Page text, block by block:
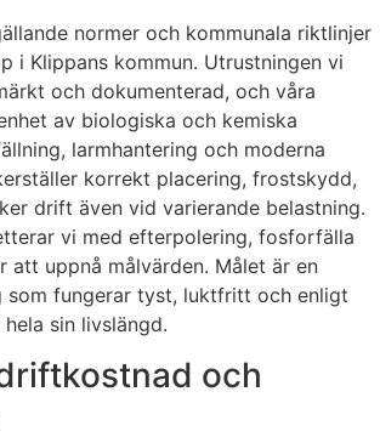
normer och kommunala riktlinjer
i Klippans kommun. Utrustningen vi
och dokumenterad, och våra
av biologiska och kemiska
larmhantering och moderna
korrekt placering, frostskydd,
drift även vid varierande belastning.
vi med efterpolering, fosforfälla
att uppnå målvärden. Målet är en
som fungerar tyst, luktfritt och enligt
sin livslängd.
och